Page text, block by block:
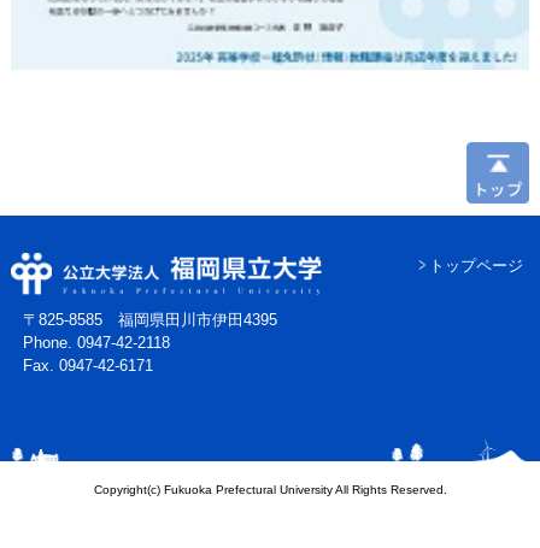
〒825-8585 福岡県田川市伊田4395
Phone. 0947-42-2118
Fax. 0947-42-6171
トップページ
Copyright(c) Fukuoka Prefectural University All Rights Reserved.